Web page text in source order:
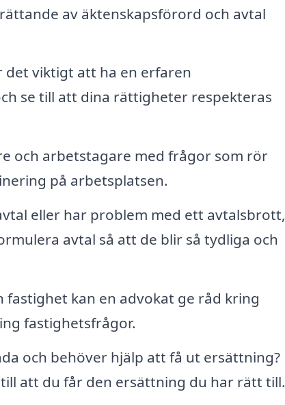
av äktenskapsförord och avtal
viktigt att ha en erfaren
se till att dina rättigheter respekteras
och arbetstagare med frågor som rör
på arbetsplatsen.
eller har problem med ett avtalsbrott,
avtal så att de blir så tydliga och
fastighet kan en advokat ge råd kring
fastighetsfrågor.
och behöver hjälp att få ut ersättning?
att du får den ersättning du har rätt till.